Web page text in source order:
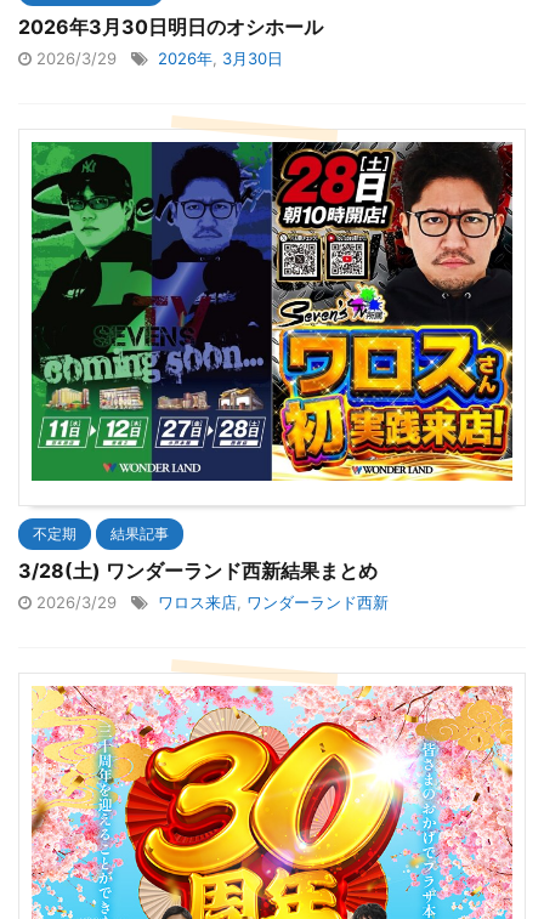
2026年3月30日明日のオシホール
2026/3/29 2026年 3月30日
不定期 結果記事
3/28(土) ワンダーランド西新結果まとめ
2026/3/29 ワロス来店 ワンダーランド西新